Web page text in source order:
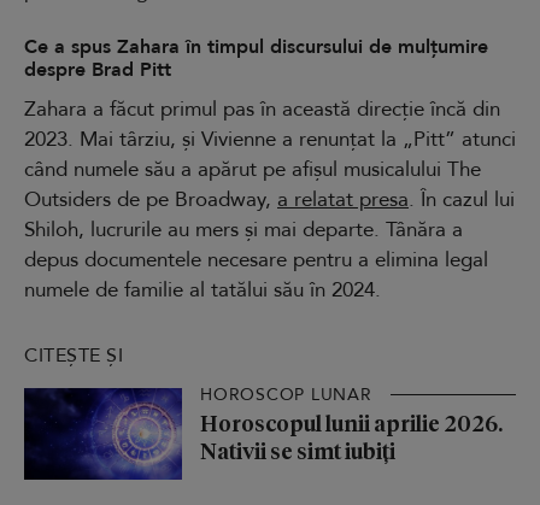
Ce a spus Zahara în timpul discursului de mulțumire
despre Brad Pitt
Zahara a făcut primul pas în această direcție încă din
2023. Mai târziu, și Vivienne a renunțat la „Pitt” atunci
când numele său a apărut pe afișul musicalului The
Outsiders de pe Broadway, a relatat presa. În cazul lui
Shiloh, lucrurile au mers și mai departe. Tânăra a
depus documentele necesare pentru a elimina legal
numele de familie al tatălui său în 2024.
CITEȘTE ȘI
HOROSCOP LUNAR
Horoscopul lunii aprilie 2026.
Nativii se simt iubiți